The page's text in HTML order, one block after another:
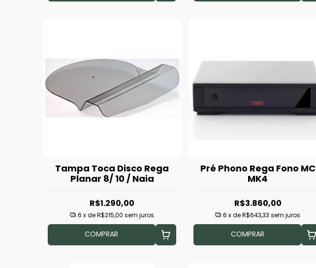
Tampa Toca Disco Rega
Planar 8/ 10 / Naia
R$1.290,00
6 x deR$215,00 sem juros
COMPRAR
Pré Phono Rega Fono MC
MK4
R$3.860,00
6 x deR$643,33 sem juros
COMPRAR